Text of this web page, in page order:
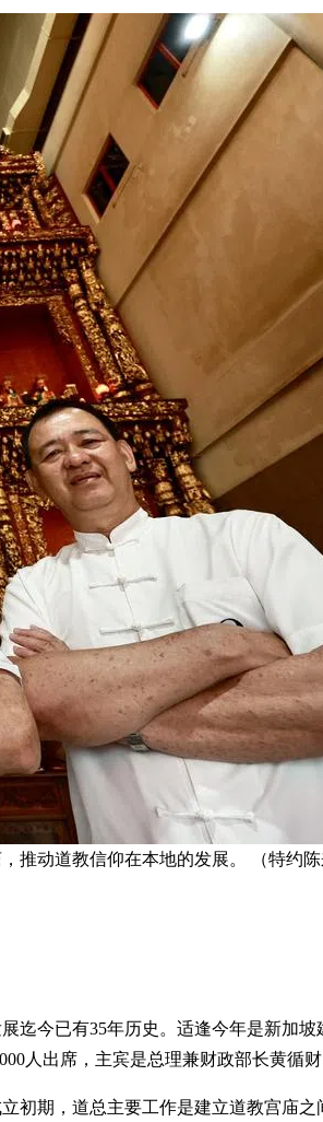
推动道教信仰在本地的发展。 （特约陈
今已有35年历史。适逢今年是新加
人出席，主宾是总理兼财政部长黄循财
初期，道总主要工作是建立道教宫庙